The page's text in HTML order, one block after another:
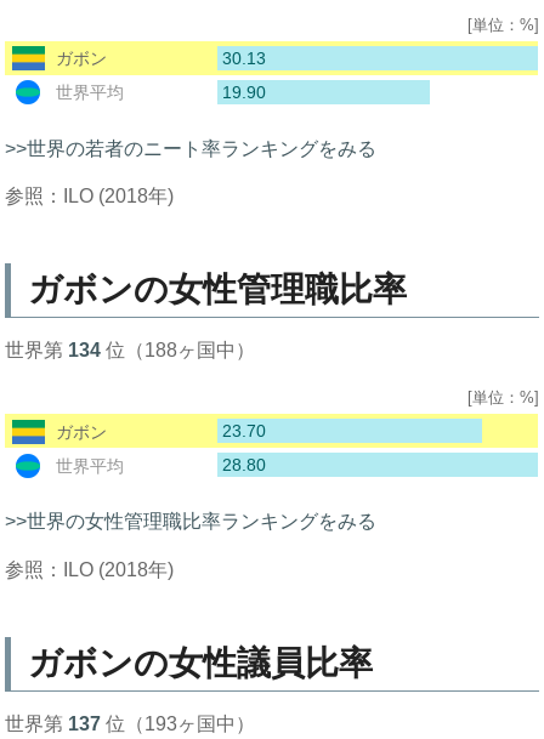
[単位：%]
ガボン
30.13
世界平均
19.90
>>世界の若者のニート率ランキングをみる
参照：ILO (2018年)
ガボンの女性管理職比率
世界第 134 位（188ヶ国中）
[単位：%]
ガボン
23.70
世界平均
28.80
>>世界の女性管理職比率ランキングをみる
参照：ILO (2018年)
ガボンの女性議員比率
世界第 137 位（193ヶ国中）